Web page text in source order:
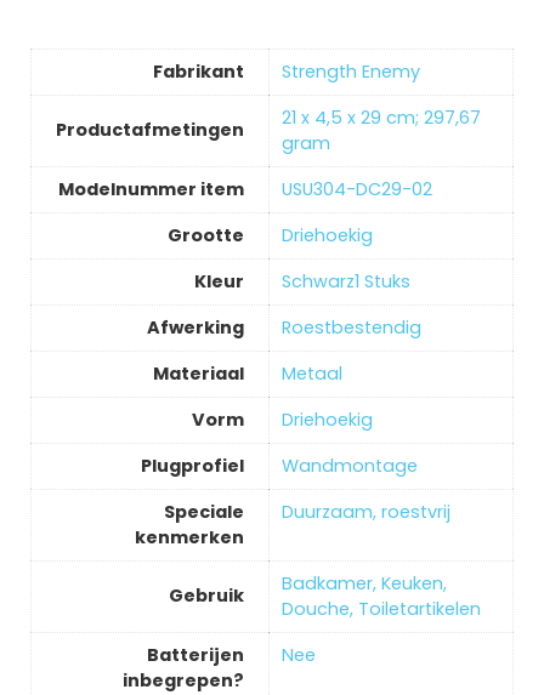
Fabrikant ‎Strength Enemy
Productafmetingen
‎21 x 4,5 x 29 cm; 297,67
gram
Modelnummer item
‎USU304-DC29-02
Grootte
‎Driehoekig
Kleur
‎Schwarz1 Stuks
Afwerking
‎Roestbestendig
Materiaal
‎Metaal
Vorm
‎Driehoekig
Plugprofiel
‎Wandmontage
Speciale
kenmerken
‎Duurzaam, roestvrij
Gebruik
‎Badkamer, Keuken,
Douche, Toiletartikelen
Batterijen
inbegrepen?
‎Nee